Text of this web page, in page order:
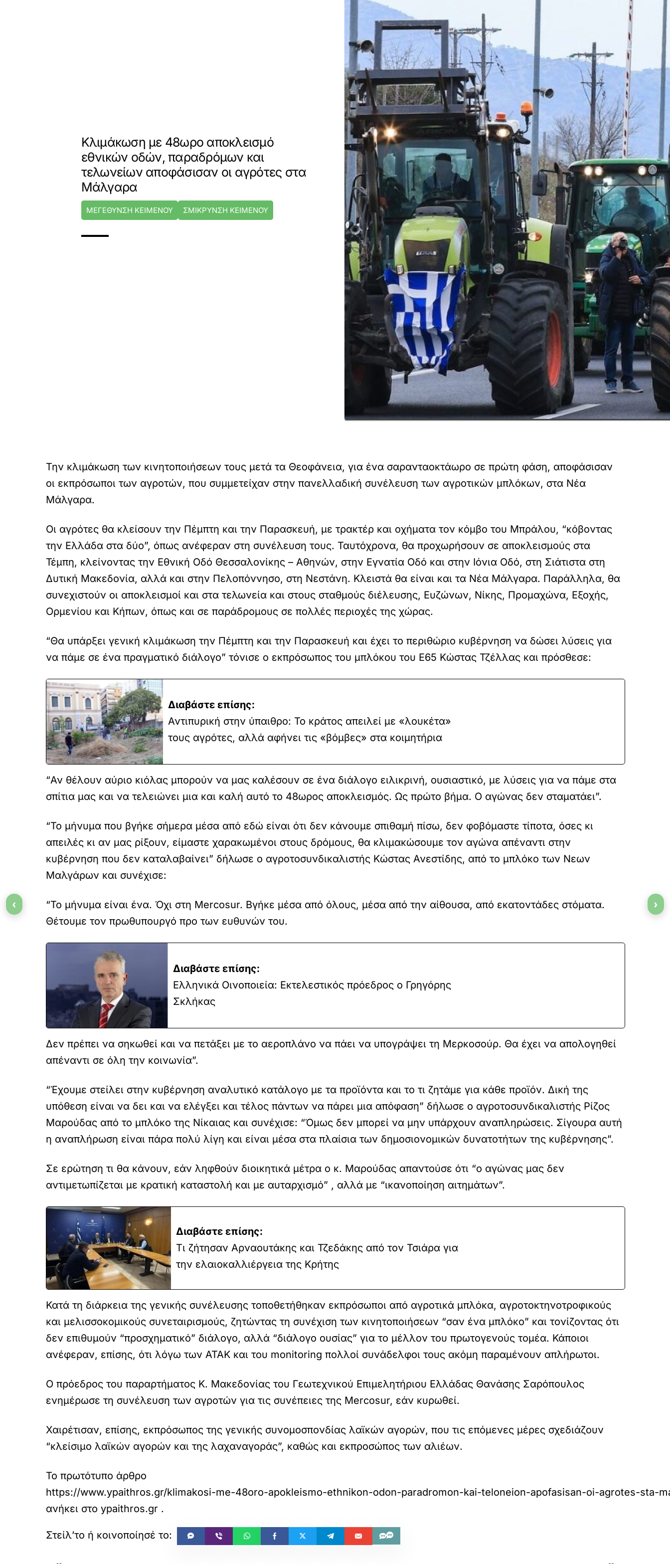
Κλιμάκωση με 48ωρο αποκλεισμό
εθνικών οδών, παραδρόμων και
τελωνείων αποφάσισαν οι αγρότες στα
Μάλγαρα
ΜΕΓΕΘΥΝΣΗ ΚΕΙΜΕΝΟΥ ΣΜΙΚΡΥΝΣΗ ΚΕΙΜΕΝΟΥ
Την κλιμάκωση των κινητοποιήσεων τους μετά τα Θεοφάνεια, για ένα σαρανταοκτάωρο σε πρώτη φάση, αποφάσισαν
οι εκπρόσωποι των αγροτών, που συμμετείχαν στην πανελλαδική συνέλευση των αγροτικών μπλόκων, στα Νέα
Μάλγαρα.
Οι αγρότες θα κλείσουν την Πέμπτη και την Παρασκευή, με τρακτέρ και οχήματα τον κόμβο του Μπράλου, “κόβοντας
την Ελλάδα στα δύο”, όπως ανέφεραν στη συνέλευση τους. Ταυτόχρονα, θα προχωρήσουν σε αποκλεισμούς στα
Τέμπη, κλείνοντας την Εθνική Οδό Θεσσαλονίκης – Αθηνών, στην Εγνατία Οδό και στην Ιόνια Οδό, στη Σιάτιστα στη
Δυτική Μακεδονία, αλλά και στην Πελοπόννησο, στη Νεστάνη. Κλειστά θα είναι και τα Νέα Μάλγαρα. Παράλληλα, θα
συνεχιστούν οι αποκλεισμοί και στα τελωνεία και στους σταθμούς διέλευσης, Ευζώνων, Νίκης, Προμαχώνα, Εξοχής,
Ορμενίου και Κήπων, όπως και σε παράδρομους σε πολλές περιοχές της χώρας.
“Θα υπάρξει γενική κλιμάκωση την Πέμπτη και την Παρασκευή και έχει το περιθώριο κυβέρνηση να δώσει λύσεις για
να πάμε σε ένα πραγματικό διάλογο” τόνισε ο εκπρόσωπος του μπλόκου του Ε65 Κώστας Τζέλλας και πρόσθεσε:
Διαβάστε επίσης:
Αντιπυρική στην ύπαιθρο: Το κράτος απειλεί με «λουκέτα»
τους αγρότες, αλλά αφήνει τις «βόμβες» στα κοιμητήρια
“Αν θέλουν αύριο κιόλας μπορούν να μας καλέσουν σε ένα διάλογο ειλικρινή, ουσιαστικό, με λύσεις για να πάμε στα
σπίτια μας και να τελειώνει μια και καλή αυτό το 48ωρος αποκλεισμός. Ως πρώτο βήμα. Ο αγώνας δεν σταματάει”.
“Το μήνυμα που βγήκε σήμερα μέσα από εδώ είναι ότι δεν κάνουμε σπιθαμή πίσω, δεν φοβόμαστε τίποτα, όσες κι
απειλές κι αν μας ρίξουν, είμαστε χαρακωμένοι στους δρόμους, θα κλιμακώσουμε τον αγώνα απέναντι στην
κυβέρνηση που δεν καταλαβαίνει” δήλωσε ο αγροτοσυνδικαλιστής Κώστας Ανεστίδης, από το μπλόκο των Νεων
Μαλγάρων και συνέχισε:
“Το μήνυμα είναι ένα. Όχι στη Mercosur. Βγήκε μέσα από όλους, μέσα από την αίθουσα, από εκατοντάδες στόματα.
Θέτουμε τον πρωθυπουργό προ των ευθυνών του.
Διαβάστε επίσης:
Ελληνικά Οινοποιεία: Εκτελεστικός πρόεδρος ο Γρηγόρης
Σκλήκας
Δεν πρέπει να σηκωθεί και να πετάξει με το αεροπλάνο να πάει να υπογράψει τη Μερκοσούρ. Θα έχει να απολογηθεί
απέναντι σε όλη την κοινωνία”.
“Έχουμε στείλει στην κυβέρνηση αναλυτικό κατάλογο με τα προϊόντα και το τι ζητάμε για κάθε προϊόν. Δική της
υπόθεση είναι να δει και να ελέγξει και τέλος πάντων να πάρει μια απόφαση” δήλωσε ο αγροτοσυνδικαλιστής Ρίζος
Μαρούδας από το μπλόκο της Νίκαιας και συνέχισε: “Όμως δεν μπορεί να μην υπάρχουν αναπληρώσεις. Σίγουρα αυτή
η αναπλήρωση είναι πάρα πολύ λίγη και είναι μέσα στα πλαίσια των δημοσιονομικών δυνατοτήτων της κυβέρνησης”.
Σε ερώτηση τι θα κάνουν, εάν ληφθούν διοικητικά μέτρα ο κ. Μαρούδας απαντούσε ότι “ο αγώνας μας δεν
αντιμετωπίζεται με κρατική καταστολή και με αυταρχισμό” , αλλά με “ικανοποίηση αιτημάτων”.
Διαβάστε επίσης:
Τι ζήτησαν Αρναουτάκης και Τζεδάκης από τον Τσιάρα για
την ελαιοκαλλιέργεια της Κρήτης
Κατά τη διάρκεια της γενικής συνέλευσης τοποθετήθηκαν εκπρόσωποι από αγροτικά μπλόκα, αγροτοκτηνοτροφικούς
και μελισσοκομικούς συνεταιρισμούς, ζητώντας τη συνέχιση των κινητοποιήσεων “σαν ένα μπλόκο” και τονίζοντας ότι
δεν επιθυμούν “προσχηματικό” διάλογο, αλλά “διάλογο ουσίας” για το μέλλον του πρωτογενούς τομέα. Κάποιοι
ανέφεραν, επίσης, ότι λόγω των ΑΤΑΚ και του monitoring πολλοί συνάδελφοι τους ακόμη παραμένουν απλήρωτοι.
Ο πρόεδρος του παραρτήματος Κ. Μακεδονίας του Γεωτεχνικού Επιμελητήριου Ελλάδας Θανάσης Σαρόπουλος
ενημέρωσε τη συνέλευση των αγροτών για τις συνέπειες της Mercosur, εάν κυρωθεί.
Χαιρέτισαν, επίσης, εκπρόσωπος της γενικής συνομοσπονδίας λαϊκών αγορών, που τις επόμενες μέρες σχεδιάζουν
“κλείσιμο λαϊκών αγορών και της λαχαναγοράς”, καθώς και εκπροσώπος των αλιέων.
Το πρωτότυπο άρθρο
https://www.ypaithros.gr/klimakosi-me-48oro-apokleismo-ethnikon-odon-paradromon-kai-teloneion-apofasisan-oi-agrotes-sta-
ανήκει στο ypaithros.gr .
‹ ›